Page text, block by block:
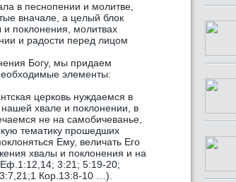
в песнопении и молитве,
вначале, а целый блок
поклонения, молитвах
и радости перед лицом
Богу, мы придаем
элементы:
церковь нуждаемся в
хвале и поклонении, в
не на самобичеванье,
тематику прошедших
Ему, величать Его
хвалы и поклонения и на
(Еф.1:12,14; 3:21; 5:19-20;
Кор.13:8-10 …).